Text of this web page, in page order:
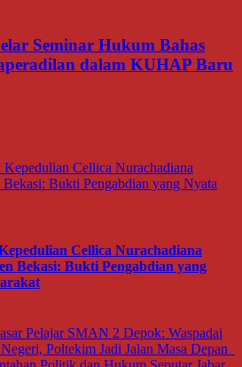
Seminar Hukum Bahas
dalam KUHAP Baru
Cellica Nurachadiana
Bekasi: Bukti Pengabdian yang